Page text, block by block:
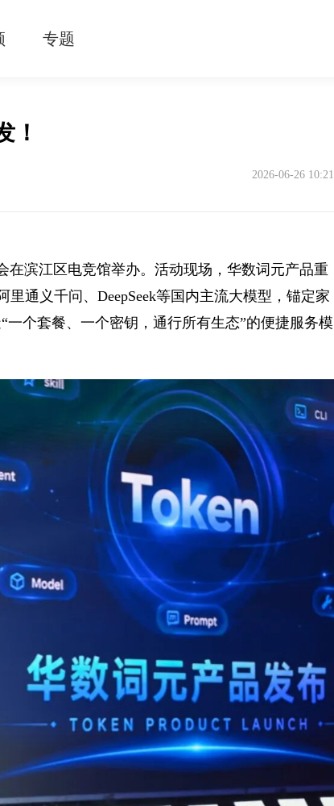
专题
！
2026-06-26 10:21
在滨江区电竞馆举办。活动现场，华数词元产品重
通义千问、DeepSeek等国内主流大模型，锚定家
个套餐、一个密钥，通行所有生态”的便捷服务模